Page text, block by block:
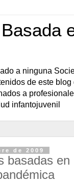
a ninguna
de este blog
a
infantojuvenil
de 2009
basadas en